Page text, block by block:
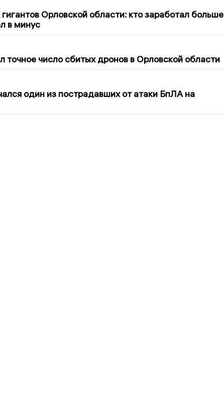
Орловской области: кто заработал больше
в минус
точное число сбитых дронов в Орловской области
один из пострадавших от атаки БпЛА на